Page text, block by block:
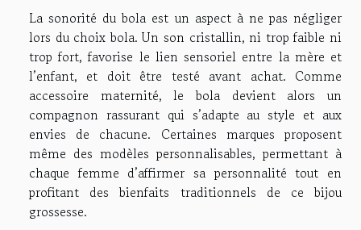
La sonorité du bola est un aspect à ne pas négliger
lors du choix bola. Un son cristallin, ni trop faible ni
trop fort, favorise le lien sensoriel entre la mère et
l’enfant, et doit être testé avant achat. Comme
accessoire maternité, le bola devient alors un
compagnon rassurant qui s’adapte au style et aux
envies de chacune. Certaines marques proposent
même des modèles personnalisables, permettant à
chaque femme d’affirmer sa personnalité tout en
profitant des bienfaits traditionnels de ce bijou
grossesse.